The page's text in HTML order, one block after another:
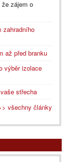
zájem o
zahradního
až před branku
výběr izolace
střecha
všechny články